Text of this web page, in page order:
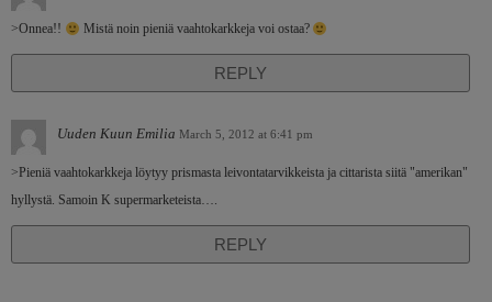
>Onnea!! Mistä noin pieniä vaahtokarkkeja voi ostaa?
REPLY
Uuden Kuun Emilia March 5, 2012 at 6:41 pm
>Pieniä vaahtokarkkeja löytyy prismasta leivontatarvikkeista ja cittarista siitä "amerikan"
hyllystä. Samoin K supermarketeista….
REPLY